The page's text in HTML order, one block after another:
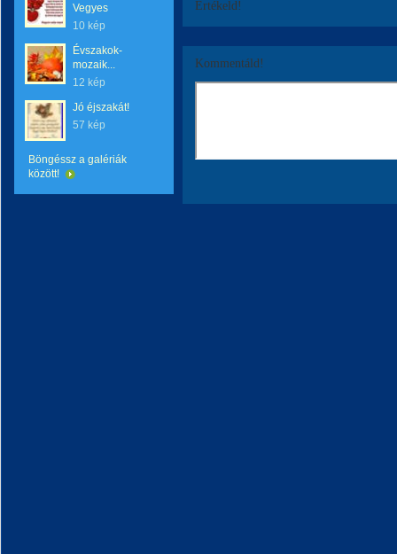
Vegyes
10 kép
Évszakok-
mozaik...
12 kép
Jó éjszakát!
57 kép
Böngéssz a galériák
között!
Értékeld!
Kommentáld!